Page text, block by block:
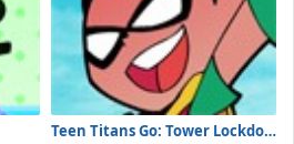
Teen Titans Go: Tower Lockdown